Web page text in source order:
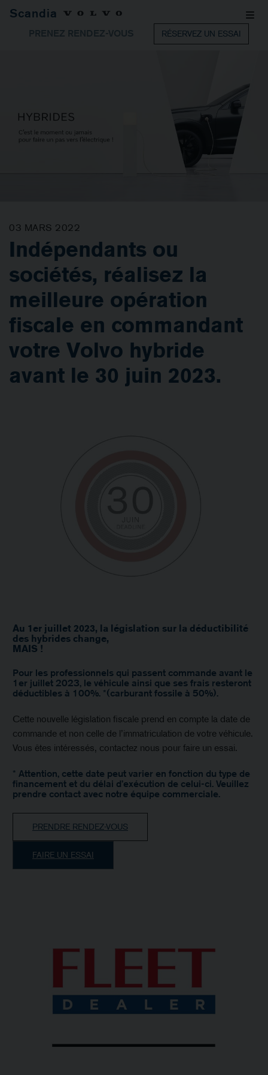
Scandia
PRENEZ RENDEZ-VOUS RÉSERVEZ UN ESSAI
03 MARS 2022
Indépendants ou
sociétés, réalisez la
meilleure opération
fiscale en commandant
votre Volvo hybride
avant le 30 juin 2023.
Au 1er juillet 2023, la législation sur la déductibilité
des hybrides change,
MAIS !
Pour les professionnels qui passent commande avant le
1er juillet 2023, le véhicule ainsi que ses frais resteront
déductibles à 100%. *(carburant fossile à 50%).
Cette nouvelle législation fiscale prend en compte la date de
commande et non celle de l’immatriculation de votre véhicule.
Vous êtes intéressés, contactez nous pour faire un essai.
* Attention, cette date peut varier en fonction du type de
financement et du délai d’exécution de celui-ci. Veuillez
prendre contact avec notre équipe commerciale.
PRENDRE RENDEZ-VOUS
FAIRE UN ESSAI